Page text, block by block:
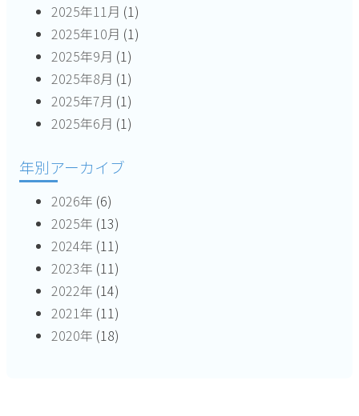
2025年11月 (1)
2025年10月 (1)
2025年9月 (1)
2025年8月 (1)
2025年7月 (1)
2025年6月 (1)
年別アーカイブ
2026年 (6)
2025年 (13)
2024年 (11)
2023年 (11)
2022年 (14)
2021年 (11)
2020年 (18)